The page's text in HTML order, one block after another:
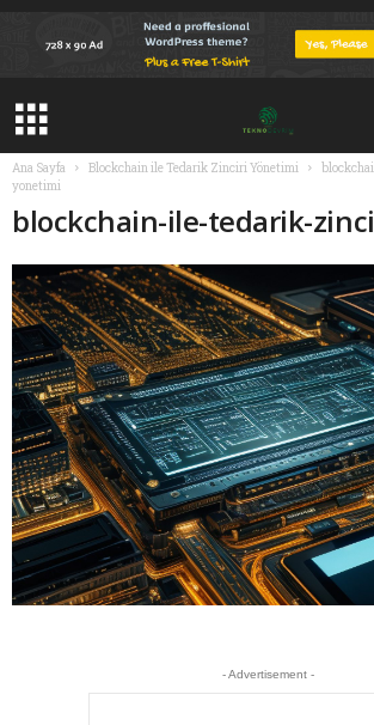
Ana Sayfa Blockchain ile Tedarik Zinciri Yönetimi
yonetimi
blockchain-ile-tedarik-
- Advertisement -